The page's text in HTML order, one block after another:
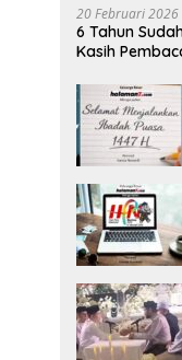
20 Februari 2026
6 Tahun
Kasih